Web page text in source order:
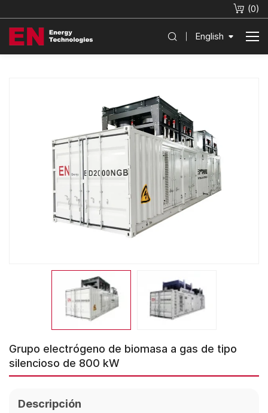
(0)
English
Grupo electrógeno de biomasa a gas de tipo
silencioso de 800 kW
Descripción